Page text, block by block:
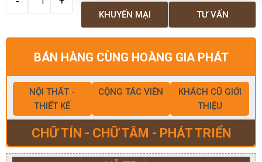
TƯ VẤN
KHUYẾN MẠI
BÁN HÀNG CÙNG HOÀNG GIA PHÁT
NỘI THẤT -
THIẾT KẾ
CỘNG TÁC VIÊN
KHÁCH CŨ GIỚI
THIỆU
CHỮ TÍN - CHỮ TÂM - PHÁT TRIỂN